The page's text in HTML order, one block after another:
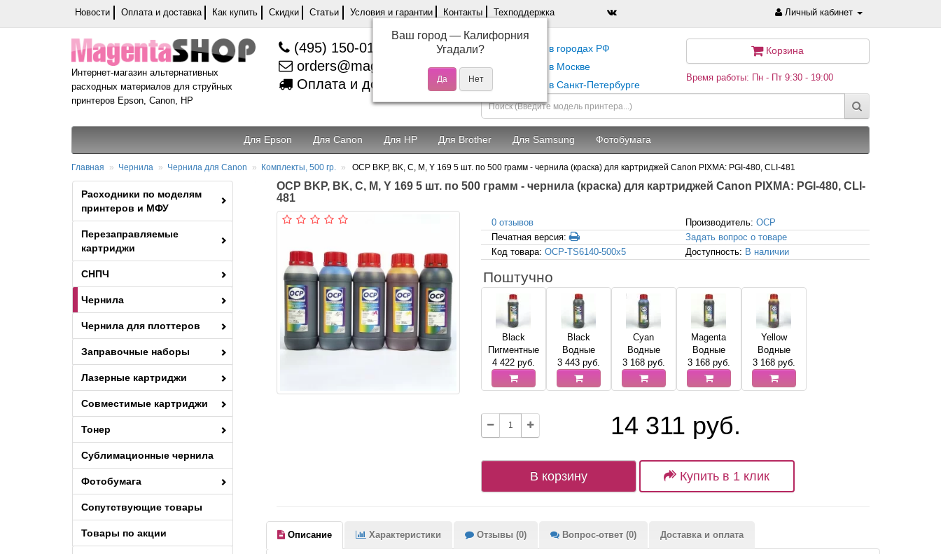
Новости Оплата и доставка Как купить Скидки Статьи Условия и гарантии Контакты Техподдержка Личный кабинет
Интернет-магазин альтернативных
расходных материалов для струйных
принтеров Epson, Canon, HP
(495) 150-01-37
orders@magentashop.ru
Оплата и доставка
Самовывоз в городах РФ
Самовывоз в Москве
Самовывоз в Санкт-Петербурге
Корзина
Время работы: Пн - Пт 9:30 - 19:00
Для Epson Для Canon Для HP Для Brother Для Samsung Фотобумага
Главная Чернила Чернила для Canon Комплекты, 500 гр. OCP BKP, BK, C, M, Y 169 5 шт. по 500 грамм - чернила (краска) для картриджей Canon PIXMA: PGI-480, CLI-481
Расходники по моделям
принтеров и МФУ
Перезаправляемые
картриджи
СНПЧ
Чернила
Чернила для плоттеров
Заправочные наборы
Лазерные картриджи
Совместимые картриджи
Тонер
Сублимационные чернила
Фотобумага
Сопутствующие товары
Товары по акции
OCP BKP, BK, C, M, Y 169 5 шт. по 500 грамм - чернила (краска) для картриджей Canon PIXMA: PGI-480, CLI-
481
0 отзывов Производитель:OCP
Печатная версия:
Задать вопрос о товаре
Код товара: OCP-TS6140-500x5 Доступность: В наличии
Поштучно
Black
Пигментные
4 422руб.
Black
Водные
3 443руб.
Cyan
Водные
3 168руб.
Magenta
Водные
3 168руб.
Yellow
Водные
3 168руб.
14 311 руб.
В корзину Купить в 1 клик
Описание Характеристики Отзывы (0) Вопрос-ответ (0) Доставка и оплата
Ваш город — Калифорния
Угадали?